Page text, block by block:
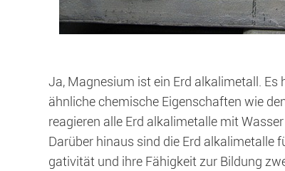
Ja, Magnesium ist ein Erd alkalimetall.
ähnliche chemische Eigenschaften wie
reagieren alle Erd alkalimetalle mit
Darüber hinaus sind die Erd alkalimetalle
gativität und ihre Fähigkeit zur Bildung